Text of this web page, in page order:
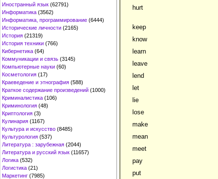
Иностранный язык (62791)
Информатика (3562)
Информатика, программирование (6444)
Исторические личности (2165)
История (21319)
История техники (766)
Кибернетика (64)
Коммуникации и связь (3145)
Компьютерные науки (60)
Косметология (17)
Краеведение и этнография (588)
Краткое содержание произведений (1000)
Криминалистика (106)
Криминология (48)
Криптология (3)
Кулинария (1167)
Культура и искусство (8485)
Культурология (537)
Литература : зарубежная (2044)
Литература и русский язык (11657)
Логика (532)
Логистика (21)
Маркетинг (7985)
hurt
keep
know
learn
leave
lend
let
lie
lose
make
mean
meet
pay
put